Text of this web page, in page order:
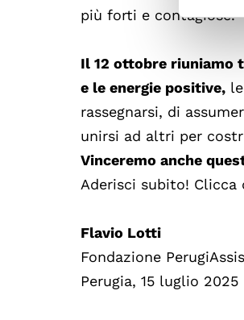
più forti e contagiose.
Il 12 ottobre riuniamo
e le energie positive,
rassegnarsi, di
unirsi ad altri per
Vinceremo anche
Aderisci subito!
Flavio Lotti
Fondazione
Perugia, 15 luglio 2025